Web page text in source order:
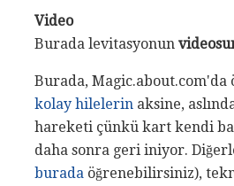
Video
Burada levitasyonun
Burada,
kolay hilelerin aksine,
hareketi çünkü kart kendi
daha sonra geri iniyor.
burada öğrenebilirsiniz),